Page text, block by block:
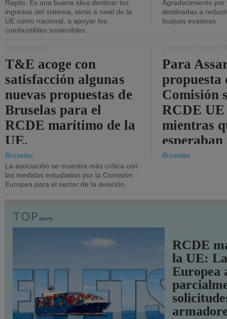
Raptis: Es una buena idea destinar los
ingresos del sistema, tanto a nivel de la
UE como nacional, a apoyar los
combustibles sostenibles.
Agradecimiento
destinadas a
buques evasivas.
T&E acoge con
satisfacción algunas
nuevas propuestas de
Bruselas para el
RCDE marítimo de la
UE.
Bruselas
La asociación se muestra más crítica con
las medidas estudiadas por la Comisión
Europea para el sector de la aviación.
Para
propuesta
Comisión
RCDE
mientras
más
Bruselas
RCDE
la UE:
Europea